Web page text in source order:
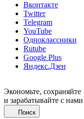
Вконтакте
Twitter
Telegram
YouTube
Одноклассники
Rutube
Google Plus
Яндекс.Дзен
Экономьте, сохраняйте
и зарабатывайте с нами
Поиск